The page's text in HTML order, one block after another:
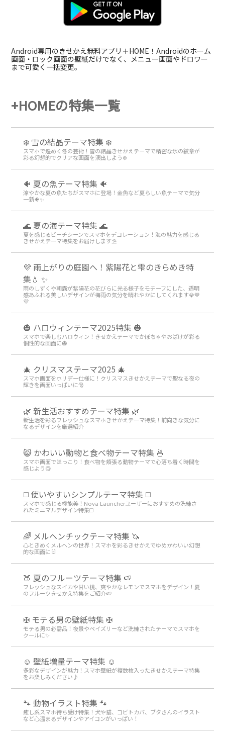
Android専用のきせかえ無料アプリ＋HOME！Androidのホーム
画面・ロック画面の壁紙だけでなく、メニュー画面やドロワー
まで可愛く一括変更。
+HOMEの特集一覧
❄️ 雪の結晶テーマ特集 ❄️
スマホで煌めく冬の芸術！雪の結晶きせかえテーマで精密な氷の紋章が
彩る幻想的でクリアな画面を演出しよう❄️
🐠 夏の魚テーマ特集 🐠
涼やかな夏の魚たちがスマホに登場！金魚など夏らしい魚テーマで気分
一新🐠✨
🌊 夏の海テーマ特集 🌊
夏を感じるビーチシーンでスマホをデコレーション！海の魅力を感じる
きせかえテーマ特集をお届けします⛱️
💜 雨上がりの庭園へ！紫陽花と雫のきらめき特
集💧 ✨
雨のしずくや朝露が紫陽花の花びらに光る様子をモチーフにした、透明
感あふれる美しいデザインが梅雨の気分を晴れやかにしてくれます💎💙
💜
🎃 ハロウィンテーマ2025特集 🎃
スマホで楽しむハロウィン！きせかえテーマでかぼちゃやおばけが彩る
個性的な画面に🎃
🎄 クリスマステーマ2025 🎄
スマホ画面をホリデー仕様に！クリスマスきせかえテーマで聖なる夜の
輝きを画面いっぱいに🎅
🌿 新生活おすすめテーマ特集 🌿
新生活を彩るフレッシュなスマホきせかえテーマ特集！前向きな気分に
なるデザインを厳選紹介
😸 かわいい動物と食べ物テーマ特集 🍜
スマホ画面でほっこり！食べ物を頬張る動物テーマで心落ち着く時間を
感じよう😋
◻️ 使いやすいシンプルテーマ特集 ◻️
スマホで感じる機能美！Nova Launcherユーザーにおすすめの洗練さ
れたミニマルデザイン特集◻️
🌈 メルヘンチックテーマ特集 🦄
心ときめくメルヘンの世界！スマホを彩るきせかえでゆめかわいい幻想
的な画面に🐰
🍑 夏のフルーツテーマ特集 🍉
フレッシュなスイカや甘い桃、爽やかなレモンでスマホをデザイン！夏
のフルーツきせかえ特集をご紹介🍉
✠ モテる男の壁紙特集 ✠
モテる男の必需品！夜景やペイズリーなど洗練されたテーマでスマホを
クールに✨
☺️ 壁紙増量テーマ特集 ☺️
多彩なデザインが魅力！スマホ壁紙が複数枚入ったきせかえテーマ特集
をお楽しみください♪
🐾 動物イラスト特集 🐾
癒し系スマホ待ち受け特集！犬や猫、コビトカバ、ブタさんのイラスト
など心温まるデザインやアイコンがいっぱい！